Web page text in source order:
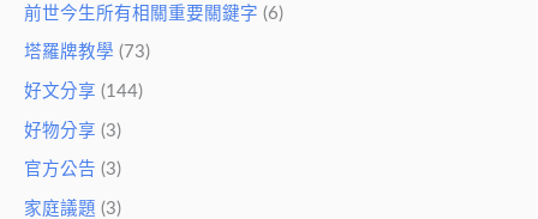
前世今生所有相關重要關鍵字 (6)
塔羅牌教學 (73)
好文分享 (144)
好物分享 (3)
官方公告 (3)
家庭議題 (3)